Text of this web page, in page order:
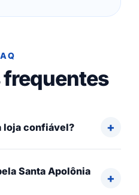
loja confiável?
Santa Apolônia